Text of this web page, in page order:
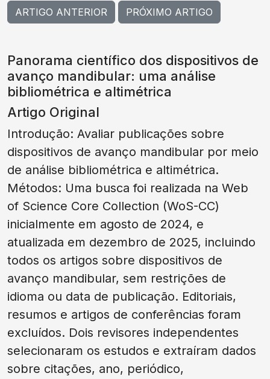
ARTIGO ANTERIOR PRÓXIMO ARTIGO
Panorama científico dos dispositivos de
avanço mandibular: uma análise
bibliométrica e altimétrica
Artigo Original
Introdução: Avaliar publicações sobre
dispositivos de avanço mandibular por meio
de análise bibliométrica e altimétrica.
Métodos: Uma busca foi realizada na Web
of Science Core Collection (WoS-CC)
inicialmente em agosto de 2024, e
atualizada em dezembro de 2025, incluindo
todos os artigos sobre dispositivos de
avanço mandibular, sem restrições de
idioma ou data de publicação. Editoriais,
resumos e artigos de conferências foram
excluídos. Dois revisores independentes
selecionaram os estudos e extraíram dados
sobre citações, ano, periódico,